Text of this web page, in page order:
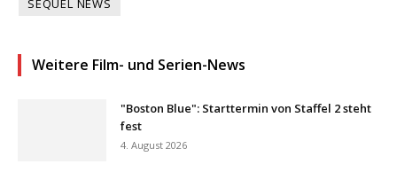
Weitere Film- und Serien-News
"Boston Blue": Starttermin von Staffel 2 steht
fest
4. August 2026